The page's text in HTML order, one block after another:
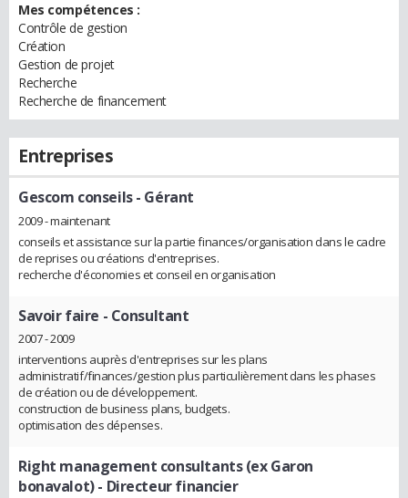
Mes compétences :
Contrôle de gestion
Création
Gestion de projet
Recherche
Recherche de financement
Entreprises
Gescom conseils- Gérant
2009 - maintenant
conseils et assistance sur la partie finances/organisation dans le cadre
de reprises ou créations d'entreprises.
recherche d'économies et conseil en organisation
Savoir faire - Consultant
2007 - 2009
interventions auprès d'entreprises sur les plans
administratif/finances/gestion plus particulièrement dans les phases
de création ou de développement.
construction de business plans, budgets.
optimisation des dépenses.
Right management consultants (ex Garon
bonavalot)- Directeur financier